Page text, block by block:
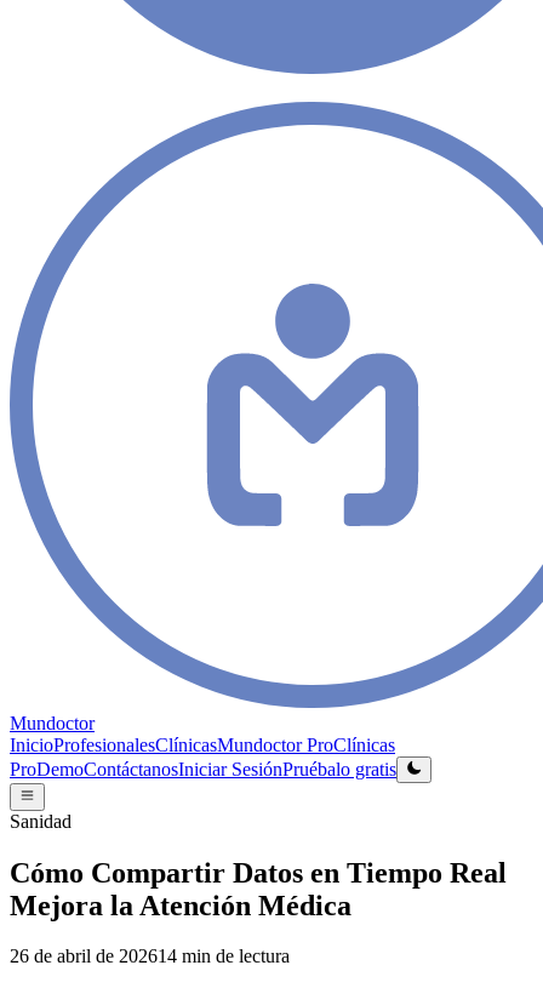
Mundoctor
InicioProfesionalesClínicasMundoctor ProClínicas
ProDemoContáctanosIniciar SesiónPruébalo gratis
Sanidad
Cómo Compartir Datos en Tiempo Real
Mejora la Atención Médica
26 de abril de 202614 min de lectura